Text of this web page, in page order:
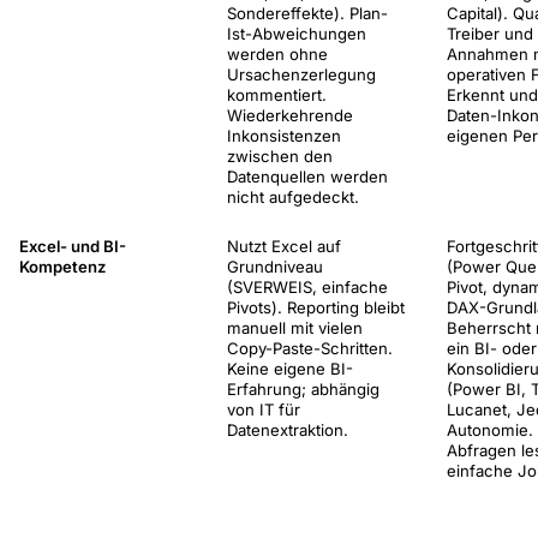
Sondereffekte). Plan-
Ist-Abweichungen
werden ohne
Ursachenzerlegung
kommentiert.
Wiederkehrende
Inkonsistenzen
zwischen den
Datenquellen werden
nicht aufgedeckt.
Capital).
Treiber
Annahmen
operativen
Erkennt
Daten-
eigenen
Excel- und BI-
Kompetenz
Nutzt Excel auf
Grundniveau
(SVERWEIS, einfache
Pivots). Reporting bleibt
manuell mit vielen
Copy-Paste-Schritten.
Keine eigene BI-
Erfahrung; abhängig
von IT für
Datenextraktion.
(Power
Pivot,
DAX-
Beherrscht
ein BI- oder
(Power BI,
Lucanet,
Autonomie.
Abfragen
einfache